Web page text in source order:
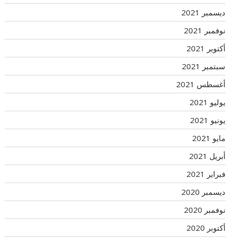
ديسمبر 2021
نوفمبر 2021
أكتوبر 2021
سبتمبر 2021
أغسطس 2021
يوليو 2021
يونيو 2021
مايو 2021
أبريل 2021
فبراير 2021
ديسمبر 2020
نوفمبر 2020
أكتوبر 2020